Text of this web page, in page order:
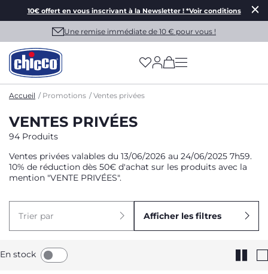
10€ offert en vous inscrivant à la Newsletter ! *Voir conditions
Une remise immédiate de 10 € pour vous !
(has more options
Accueil Promotions Ventes privées
VENTES PRIVÉES
94 Produits
Ventes privées valables du 13/06/2026 au 24/06/2025 7h59.
10% de réduction dès 50€ d'achat sur les produits avec la
mention "VENTE PRIVÉES".
Trier par Afficher les filtres
En stock